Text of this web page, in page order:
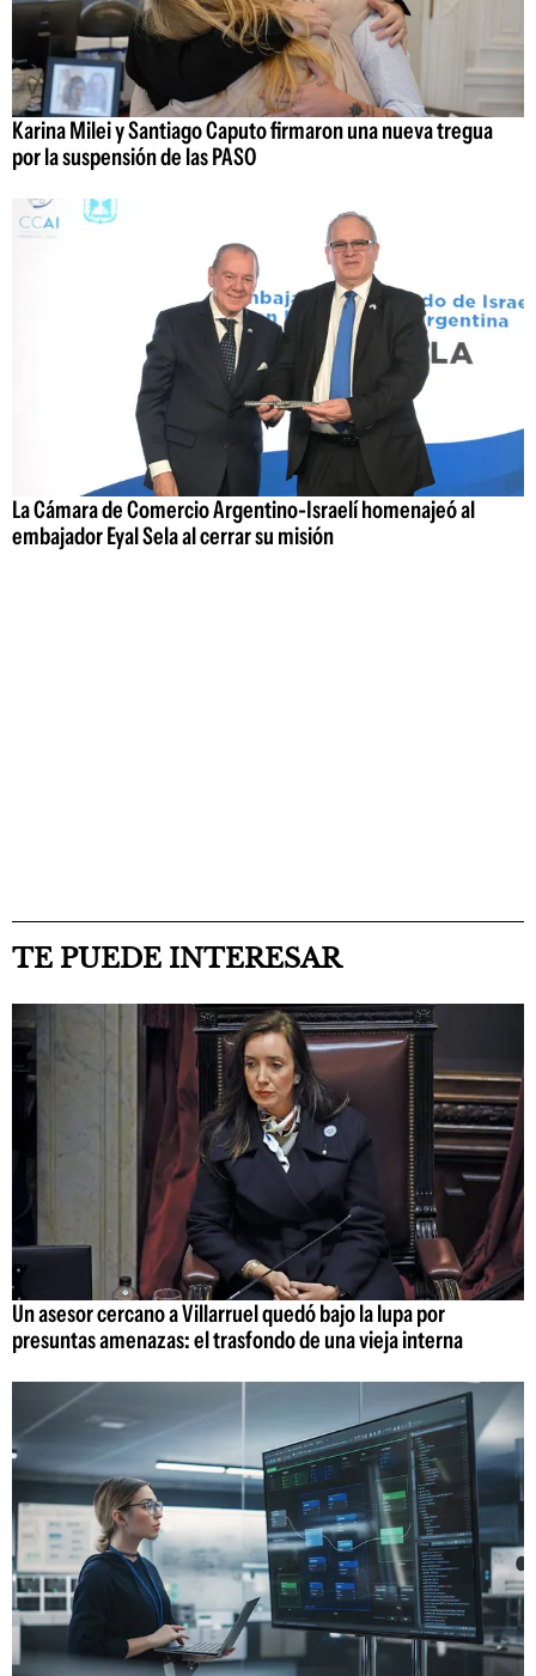
Karina Milei y Santiago Caputo firmaron una nueva tregua
por la suspensión de las PASO
La Cámara de Comercio Argentino-Israelí homenajeó al
embajador Eyal Sela al cerrar su misión
TE PUEDE INTERESAR
Un asesor cercano a Villarruel quedó bajo la lupa por
presuntas amenazas: el trasfondo de una vieja interna